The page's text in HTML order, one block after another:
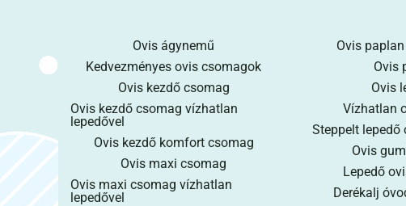
Ovis ágynemű
Kedvezményes ovis csomagok
Ovis kezdő csomag
Ovis kezdő csomag vízhatlan
lepedővel
Ovis kezdő komfort csomag
Ovis maxi csomag
Ovis maxi csomag vízhatlan
lepedővel
Ovis
Ovis
Ovis
Vízhatlan
Steppelt lepedő
Ovis
Lepedő
Derékalj